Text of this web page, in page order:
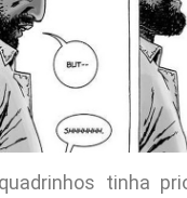
tinha